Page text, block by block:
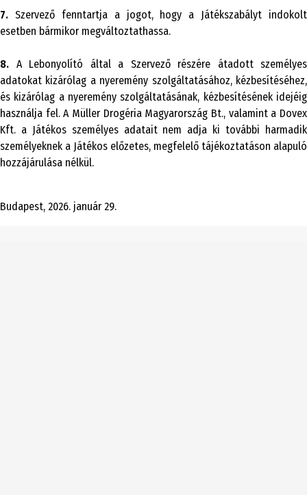
7. Szervező fenntartja a jogot, hogy a Játékszabályt indokolt
esetben bármikor megváltoztathassa.
8. A Lebonyolító által a Szervező részére átadott személyes
adatokat kizárólag a nyeremény szolgáltatásához, kézbesítéséhez,
és kizárólag a nyeremény szolgáltatásának, kézbesítésének idejéig
használja fel. A Müller Drogéria Magyarország Bt., valamint a Dovex
Kft. a Játékos személyes adatait nem adja ki további harmadik
személyeknek a Játékos előzetes, megfelelő tájékoztatáson alapuló
hozzájárulása nélkül.
Budapest, 2026. január 29.